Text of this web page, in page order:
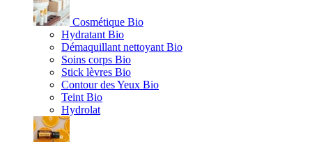
Cosmétique Bio
Hydratant Bio
Démaquillant nettoyant Bio
Soins corps Bio
Stick lèvres Bio
Contour des Yeux Bio
Teint Bio
Hydrolat